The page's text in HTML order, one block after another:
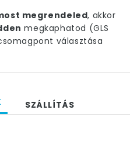
megrendeled, akkor
megkaphatod (GLS
választása
SZÁLLÍTÁS